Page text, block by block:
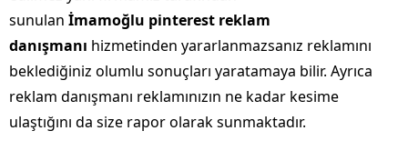
sunulan İmamoğlu pinterest reklam
danışmanı hizmetinden yararlanmazsanız reklamını
beklediğiniz olumlu sonuçları yaratamaya bilir. Ayrıca
reklam danışmanı reklamınızın ne kadar kesime
ulaştığını da size rapor olarak sunmaktadır.